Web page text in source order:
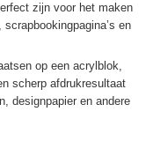
zijn voor het maken
en
op een acrylblok,
scherp afdrukresultaat
designpapier en andere